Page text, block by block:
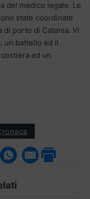
del medico legale. Le
state coordinate
di porto di Catania. Vi
un battello ed il
ed un